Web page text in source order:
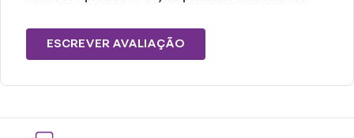
carregue o produto apenas na posição
vertical e não coloque em bolsas ou
mochilas.
neutro.
ESCREVER AVALIAÇÃO